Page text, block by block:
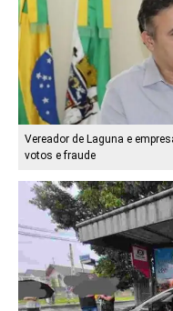
Vereador de Laguna e
votos e fraude